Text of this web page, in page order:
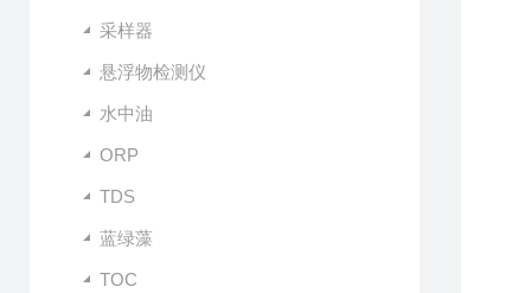
采样器
悬浮物检测仪
水中油
ORP
TDS
蓝绿藻
TOC